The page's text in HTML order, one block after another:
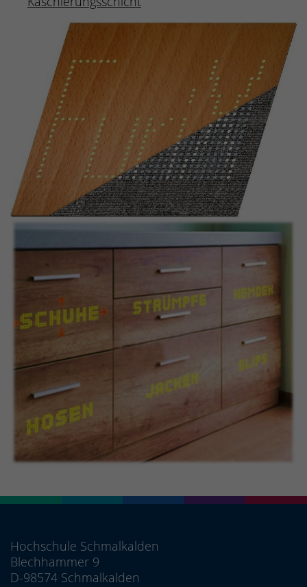
Hochschule Schmalkalden
Blechhammer 9
D-98574 Schmalkalden